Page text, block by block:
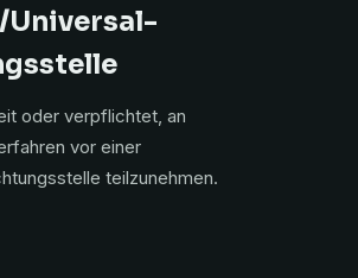
Universal­
oder verpflichtet, an
vor einer
teilzunehmen.